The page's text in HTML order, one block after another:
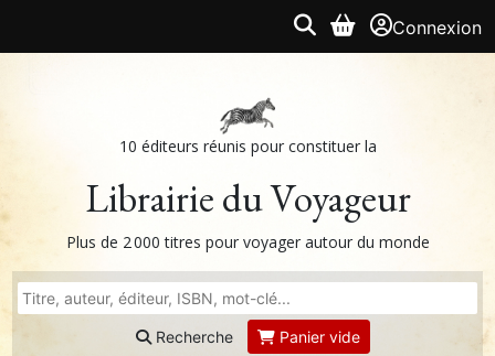
Connexion
10 éditeurs réunis pour constituer la
Librairie du Voyageur
Plus de 2 000 titres pour voyager autour du monde
Recherche Panier vide